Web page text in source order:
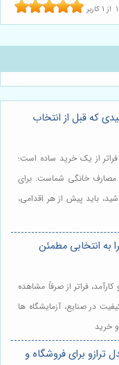
از 1 کاربر
که قبل از انتخاب
از یک خرید ساده است؛
مصارف خانگی شماست. برای
باید پیش از هر اقدامی،
به انتخابی مطمئن
فراتر از صرفاً مشاهده
در صنایع، آزمایشگاه ها
خرید
ترازو برای فروشگاه و